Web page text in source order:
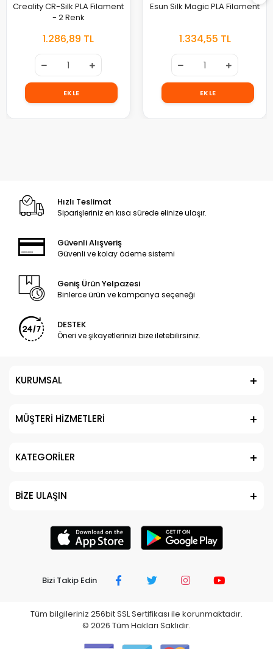
Creality CR-Silk PLA Filament
- 2 Renk
1.286,89 TL
EKLE
Esun Silk Magic PLA Filament
1.334,55 TL
EKLE
Hızlı Teslimat
Siparişleriniz en kısa sürede elinize ulaşır.
Güvenli Alışveriş
Güvenli ve kolay ödeme sistemi
Geniş Ürün Yelpazesi
Binlerce ürün ve kampanya seçeneği
DESTEK
Öneri ve şikayetlerinizi bize iletebilirsiniz.
KURUMSAL
MÜŞTERİ HİZMETLERİ
KATEGORİLER
BİZE ULAŞIN
Bizi Takip Edin
Tüm bilgileriniz 256bit SSL Sertifikası ile korunmaktadır.
© 2026 Tüm Hakları Saklıdır.